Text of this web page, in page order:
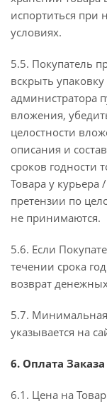
испортиться при
условиях.
5.5. Покупатель
вскрыть
администратора
вложения,
целостности
описания и
сроков годности
Товара у курьера
претензии по
не принимаются.
5.6. Если
течении срока
возврат
5.7. Минимальная
указывается на
6. Оплата Заказа
6.1. Цена на